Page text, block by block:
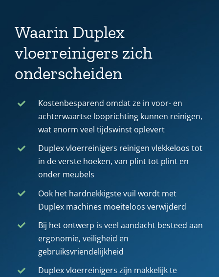
Waarin Duplex
vloerreinigers zich
onderscheiden
Kostenbesparend omdat ze in voor- en
achterwaartse looprichting kunnen reinigen,
wat enorm veel tijdswinst oplevert
Duplex vloerreinigers reinigen vlekkeloos tot
in de verste hoeken, van plint tot plint en
onder meubels
Ook het hardnekkigste vuil wordt met
Duplex machines moeiteloos verwijderd
Bij het ontwerp is veel aandacht besteed aan
ergonomie, veiligheid en
gebruiksvriendelijkheid
Duplex vloerreinigers zijn makkelijk te